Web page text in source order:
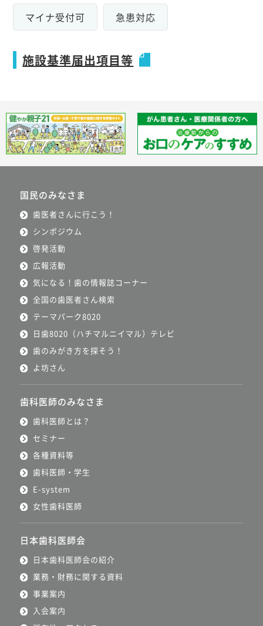
マイナ受付可 急患対応
施設基準届出項目等
国民のみなさま
歯医者さんに行こう！
シンポジウム
啓発活動
広報活動
気になる！歯の情報誌コーナー
全国の歯医者さん検索
テーマパーク8020
日歯8020（ハチマルニイマル）テレビ
歯のみがき方を探そう！
よ坊さん
歯科医師のみなさま
歯科医師とは？
セミナー
各種資料等
歯科医師・学生
E-system
女性歯科医師
日本歯科医師会
日本歯科医師会の紹介
業務・財務に関する資料
事業案内
入会案内